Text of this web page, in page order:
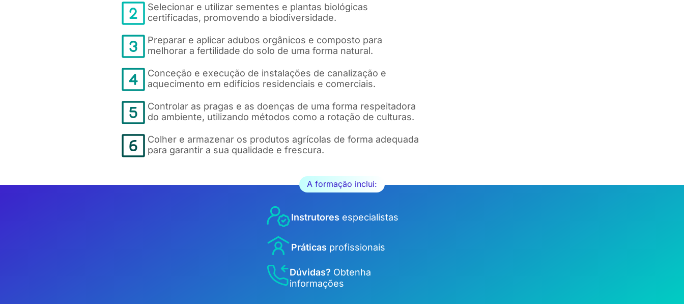
Selecionar e utilizar sementes e plantas biológicas
certificadas, promovendo a biodiversidade.
Preparar e aplicar adubos orgânicos e composto para
melhorar a fertilidade do solo de uma forma natural.
Conceção e execução de instalações de canalização e
aquecimento em edifícios residenciais e comerciais.
Controlar as pragas e as doenças de uma forma respeitadora
do ambiente, utilizando métodos como a rotação de culturas.
Colher e armazenar os produtos agrícolas de forma adequada
para garantir a sua qualidade e frescura.
A formação inclui:
Instrutores especialistas
Práticas profissionais
Dúvidas? Obtenha
informações